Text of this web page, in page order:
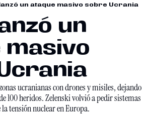
Entretenimiento🥤
un ataque masivo sobre Ucrania
un
masivo
ucranianas con drones y misiles, dejando
100 heridos. Zelenski volvió a pedir sistemas
tensión nuclear en Europa.